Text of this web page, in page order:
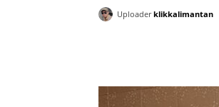
Uploader klikkalimantan